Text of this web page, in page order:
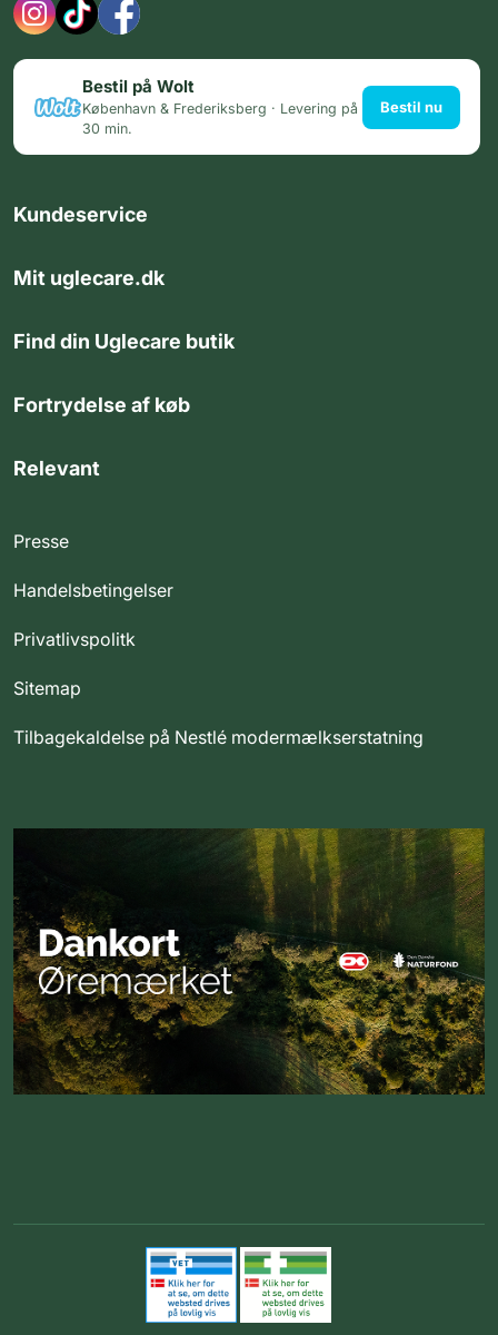
Bestil på Wolt
København & Frederiksberg · Levering på
30 min.
Bestil nu
Kundeservice
Mit uglecare.dk
Find din Uglecare butik
Fortrydelse af køb
Relevant
Presse
Handelsbetingelser
Privatlivspolitk
Sitemap
Tilbagekaldelse på Nestlé modermælkserstatning